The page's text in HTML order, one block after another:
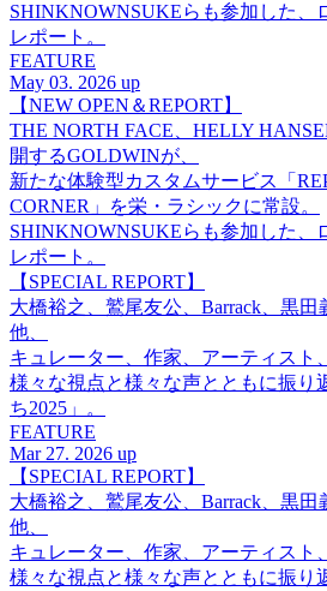
SHINKNOWNSUKEらも参加した、
レポート。
FEATURE
May 03. 2026 up
【NEW OPEN＆REPORT】
THE NORTH FACE、HELLY
開するGOLDWINが、
新たな体験型カスタムサービス「
CORNER」を栄・ラシックに常設。
SHINKNOWNSUKEらも参加した、
レポート。
【SPECIAL REPORT】
大橋裕之、鷲尾友公、Barrack、黒田
他、
キュレーター、作家、アーティスト
様々な視点と様々な声とともに振り
ち2025」。
FEATURE
Mar 27. 2026 up
【SPECIAL REPORT】
大橋裕之、鷲尾友公、Barrack、黒田
他、
キュレーター、作家、アーティスト
様々な視点と様々な声とともに振り